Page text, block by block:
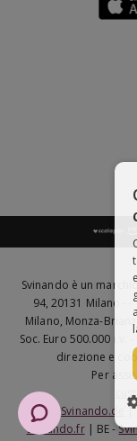
Svinando è un
94, 20131 Milano - -
Milano, Monza-
Soc. Euro 500.000 i.v.
direzione e
Per
DE -Svinando.de |
Svinando.fr| BE -